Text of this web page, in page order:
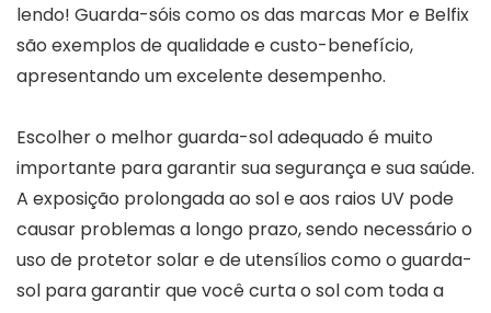
lendo! Guarda-sóis como os das marcas Mor e Belfix
são exemplos de qualidade e custo-benefício,
apresentando um excelente desempenho.
Escolher o melhor guarda-sol adequado é muito
importante para garantir sua segurança e sua saúde.
A exposição prolongada ao sol e aos raios UV pode
causar problemas a longo prazo, sendo necessário o
uso de protetor solar e de utensílios como o guarda-
sol para garantir que você curta o sol com toda a